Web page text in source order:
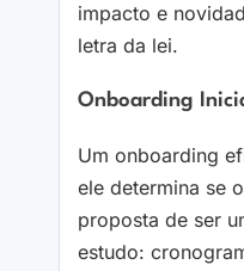
impacto e
letra da lei.
Onboarding
Um onboarding
ele determina se
proposta de ser
estudo: